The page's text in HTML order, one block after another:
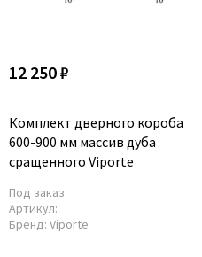
12 250 ₽
Комплект дверного короба
600-900 мм массив дуба
сращенного Viporte
Под заказ
Артикул:
Бренд: Viporte